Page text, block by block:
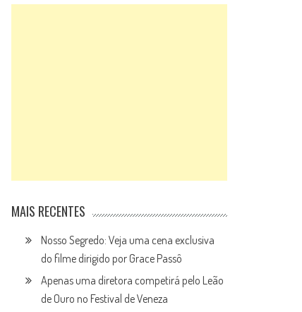
MAIS RECENTES
Nosso Segredo: Veja uma cena exclusiva
do filme dirigido por Grace Passô
Apenas uma diretora competirá pelo Leão
de Ouro no Festival de Veneza